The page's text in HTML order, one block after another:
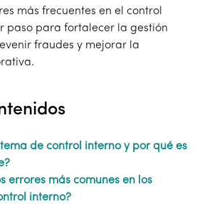
más frecuentes en el control
paso para fortalecer la gestión
fraudes y mejorar la
de control interno y por qué es
errores más comunes en los
interno?